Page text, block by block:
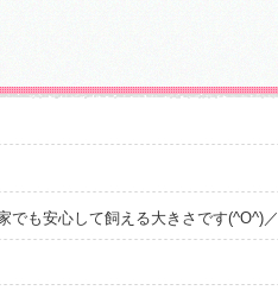
でも安心して飼える大きさです(^O^)／